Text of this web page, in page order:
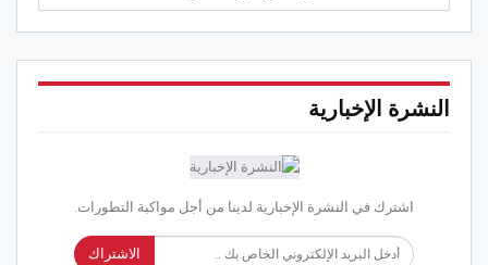
النشرة الإخبارية
اشترك في النشرة الإخبارية لدينا من أجل مواكبة التطورات.
الاشتراك